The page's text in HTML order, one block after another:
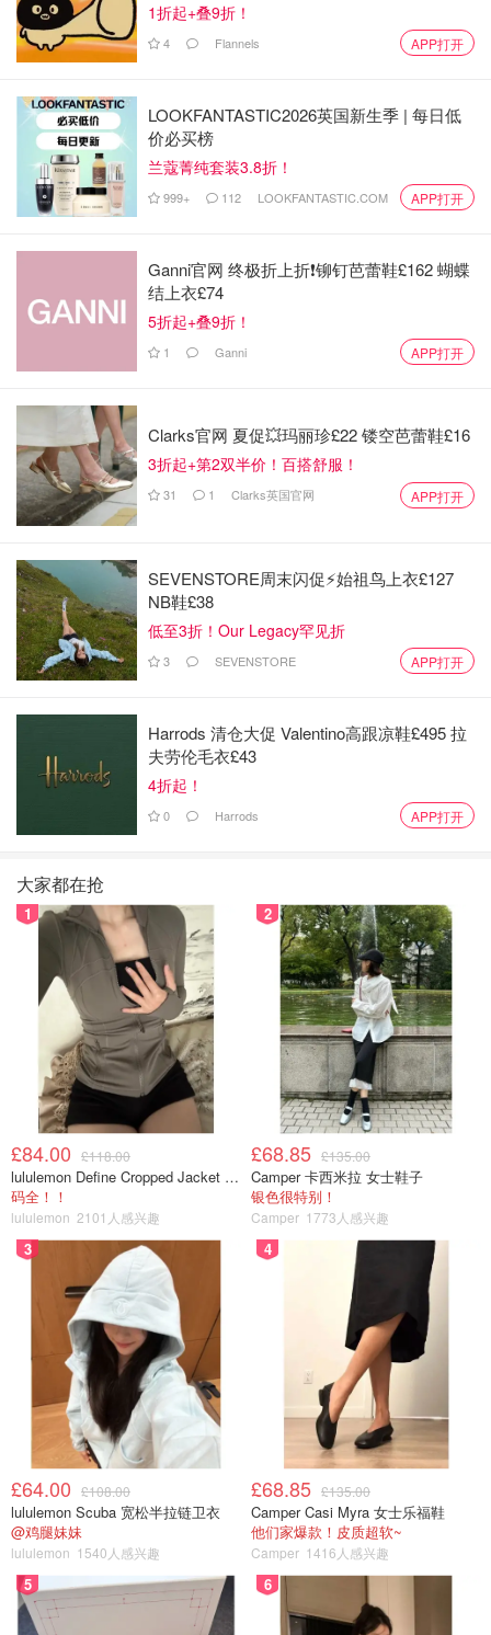
我手机里有下载了很多外卖APP，但是我只是用了几次就没
再用。定外卖虽然很方便，也很快速，但是定的太多外卖会
感觉很不健康。现在我每天自己做饭，外卖APP闲置下来，
但是没卸载。趁着现在断舍离活动，我把闲置下来的APP卸
载了。
护肤品
除了APP以外，闲置的化妆品护肤品也是一个需要断舍离
的。这些东西开封最多一年就会过期，而闲置的化妆品护肤
品都会过了使用的最好时期。但是过期的护肤品大多数放久
了都会生长细菌，一旦再使用，细菌就会进入我们的毛孔
里，有可能会导致炎症，长痘，红疹，疼痛，痒等皮肤问
1折起+叠9折！
4 Flannels APP打开
LOOKFANTASTIC2026英国新生季 | 每日低
价必买榜
兰蔻菁纯套装3.8折！
999+ 112 LOOKFANTASTIC.COM APP打开
Ganni官网 终极折上折❗️铆钉芭蕾鞋£162 蝴蝶
结上衣£74
5折起+叠9折！
1 Ganni APP打开
Clarks官网 夏促💥玛丽珍£22 镂空芭蕾鞋£16
3折起+第2双半价！百搭舒服！
31 1 Clarks英国官网 APP打开
SEVENSTORE周末闪促⚡️始祖鸟上衣£127
NB鞋£38
低至3折！Our Legacy罕见折
3 SEVENSTORE APP打开
Harrods 清仓大促 Valentino高跟凉鞋£495 拉
夫劳伦毛衣£43
4折起！
0 Harrods APP打开
大家都在抢
1
£84.00 £118.00
lululemon Define Cropped Jacket Nulu 短款夹克
码全！！
lululemon 2101人感兴趣
2
£68.85 £135.00
Camper 卡西米拉 女士鞋子
银色很特别！
Camper 1773人感兴趣
3
£64.00 £108.00
lululemon Scuba 宽松半拉链卫衣
@鸡腿妹妹
lululemon 1540人感兴趣
4
£68.85 £135.00
Camper Casi Myra 女士乐福鞋
他们家爆款！皮质超软~
Camper 1416人感兴趣
5 6